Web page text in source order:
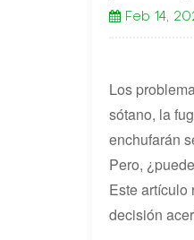
Feb 14,
Los
sótano, la
enchufarán
Pero,
Este artículo
decisión